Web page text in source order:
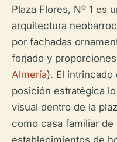
Plaza Flores, Nº 1 es
arquitectura
por fachadas
forjado y
Almería). El
posición estratégica
visual dentro de la
como casa familiar de
establecimientos de